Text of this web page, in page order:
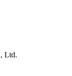
Ltd.